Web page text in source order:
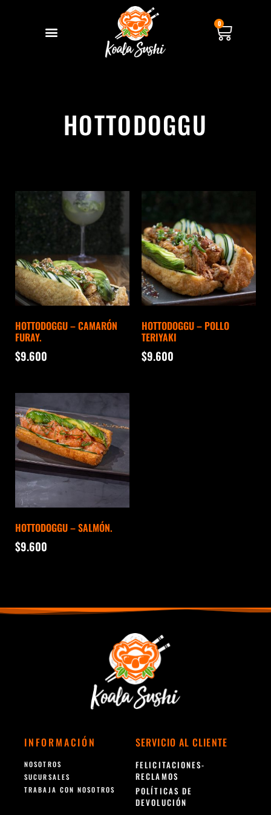
0
HOTTODOGGU
HOTTODOGGU – CAMARÓN
FURAY.
$9.600
HOTTODOGGU – POLLO
TERIYAKI
$9.600
HOTTODOGGU – SALMÓN.
$9.600
INFORMACIÓN
NOSOTROS
SUCURSALES
TRABAJA CON NOSOTROS
SERVICIO AL CLIENTE
FELICITACIONES-
RECLAMOS
POLÍTICAS DE
DEVOLUCIÓN